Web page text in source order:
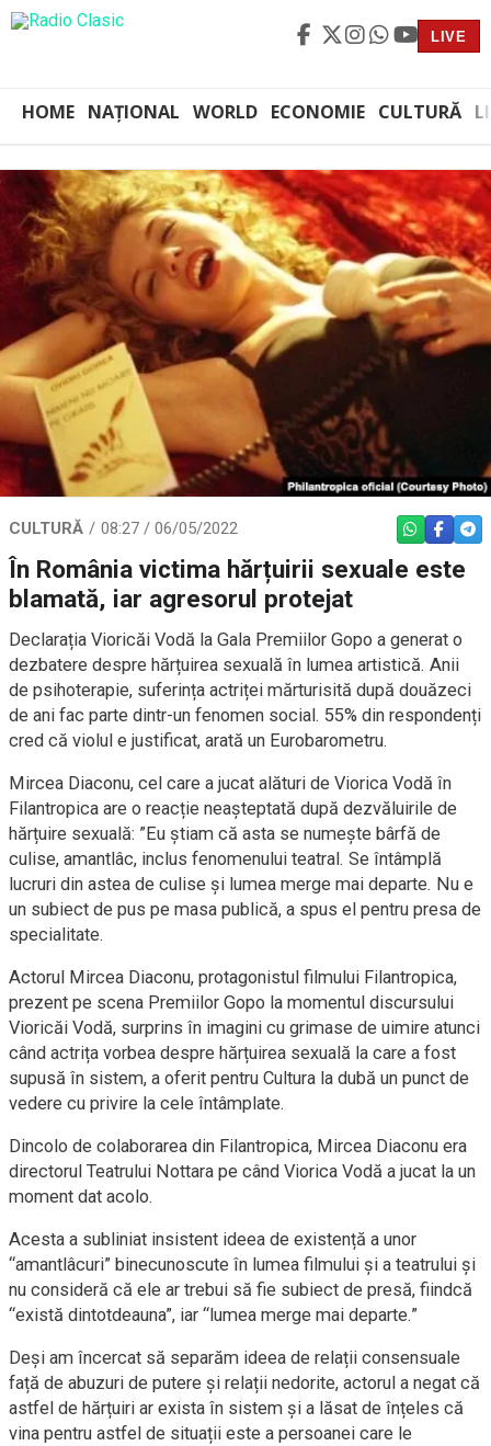
LIVE
HOME NAȚIONAL WORLD ECONOMIE CULTURĂ
CULTURĂ 08:27 / 06/05/2022 WHATSAPP
În România victima hărțuirii sexuale este
blamată, iar agresorul protejat
Declarația Vioricăi Vodă la Gala Premiilor Gopo a generat o
dezbatere despre hărțuirea sexuală în lumea artistică. Anii
de psihoterapie, suferința actriței mărturisită după douăzeci
de ani fac parte dintr-un fenomen social. 55% din respondenți
cred că violul e justificat, arată un Eurobarometru.
Mircea Diaconu, cel care a jucat alături de Viorica Vodă în
Filantropica are o reacție neașteptată după dezvăluirile de
hărțuire sexuală: ”Eu știam că asta se numește bârfă de
culise, amantlâc, inclus fenomenului teatral. Se întâmplă
lucruri din astea de culise și lumea merge mai departe. Nu e
un subiect de pus pe masa publică, a spus el pentru presa de
specialitate.
Actorul Mircea Diaconu, protagonistul filmului Filantropica,
prezent pe scena Premiilor Gopo la momentul discursului
Vioricăi Vodă, surprins în imagini cu grimase de uimire atunci
când actrița vorbea despre hărțuirea sexuală la care a fost
supusă în sistem, a oferit pentru Cultura la dubă un punct de
vedere cu privire la cele întâmplate.
Dincolo de colaborarea din Filantropica, Mircea Diaconu era
directorul Teatrului Nottara pe când Viorica Vodă a jucat la un
moment dat acolo.
Acesta a subliniat insistent ideea de existență a unor
“amantlâcuri” binecunoscute în lumea filmului și a teatrului și
nu consideră că ele ar trebui să fie subiect de presă, fiindcă
“există dintotdeauna”, iar “lumea merge mai departe.”
Deși am încercat să separăm ideea de relații consensuale
față de abuzuri de putere și relații nedorite, actorul a negat că
astfel de hărțuiri ar exista în sistem și a lăsat de înțeles că
vina pentru astfel de situații este a persoanei care le